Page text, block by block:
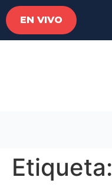
EN VIVO
Etiqueta: